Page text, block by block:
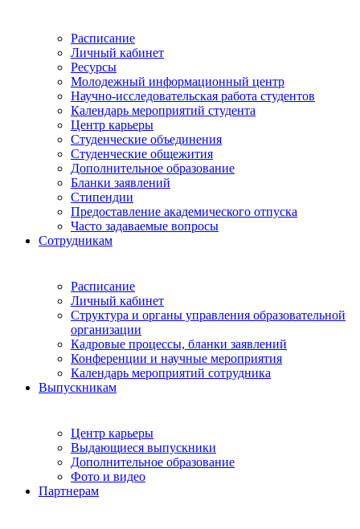
Расписание
Личный кабинет
Ресурсы
Молодежный информационный центр
Научно-исследовательская работа студентов
Календарь мероприятий студента
Центр карьеры
Студенческие объединения
Студенческие общежития
Дополнительное образование
Бланки заявлений
Стипендии
Предоставление академического отпуска
Часто задаваемые вопросы
Сотрудникам
Расписание
Личный кабинет
Структура и органы управления образовательной
организации
Кадровые процессы, бланки заявлений
Конференции и научные мероприятия
Календарь мероприятий сотрудника
Выпускникам
Центр карьеры
Выдающиеся выпускники
Дополнительное образование
Фото и видео
Партнерам